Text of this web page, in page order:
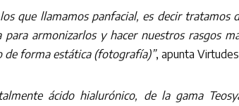
que llamamos panfacial, es decir tratamos
armonizarlos y hacer nuestros rasgos
forma estática (fotografía)”, apunta
ácido hialurónico, de la gama